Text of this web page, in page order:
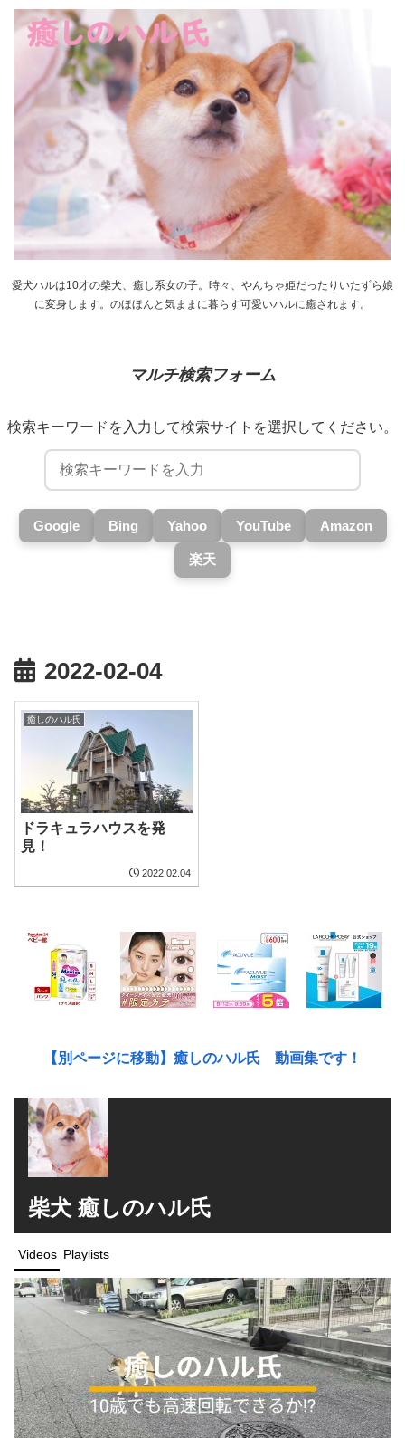
愛犬ハルは10才の柴犬、癒し系女の子。時々、やんちゃ姫だったりいたずら娘
に変身します。のほほんと気ままに暮らす可愛いハルに癒されます。
マルチ検索フォーム
検索キーワードを入力して検索サイトを選択してください。
Google Bing Yahoo YouTube Amazon
楽天
2022-02-04
癒しのハル氏
ドラキュラハウスを発
見！
2022.02.04
【別ページに移動】癒しのハル氏 動画集です！
柴犬 癒しのハル氏
Videos Playlists